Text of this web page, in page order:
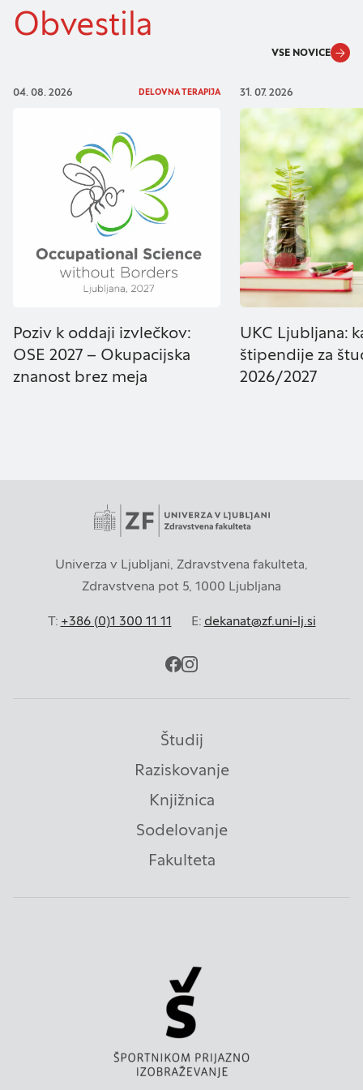
Obvestila
VSE NOVICE
04. 08. 2026 DELOVNA TERAPIJA
Poziv k oddaji izvlečkov:
OSE 2027 – Okupacijska
znanost brez meja
31. 07. 2026
UKC Ljubljana:
štipendije za
2026/2027
Univerza v Ljubljani, Zdravstvena fakulteta,
Zdravstvena pot 5, 1000 Ljubljana
T: +386 (0)1 300 11 11 E: dekanat@zf.uni-lj.si
facebook
instagram
Študij
Raziskovanje
Knjižnica
Sodelovanje
Fakulteta
edinstveno prepoznavanje vašega brskalnika in
naprave. Če zavrnete uporabo teh piškotkov, ne
Zavrni vse
Potrdi moje izbire
DOVOLI VSE